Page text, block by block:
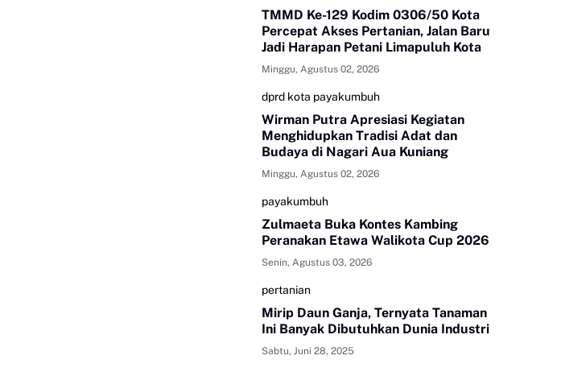
TMMD Ke-129 Kodim 0306/50 Kota
Percepat Akses Pertanian, Jalan Baru
Jadi Harapan Petani Limapuluh Kota
Minggu, Agustus 02, 2026
dprd kota payakumbuh
Wirman Putra Apresiasi Kegiatan
Menghidupkan Tradisi Adat dan
Budaya di Nagari Aua Kuniang
Minggu, Agustus 02, 2026
payakumbuh
Zulmaeta Buka Kontes Kambing
Peranakan Etawa Walikota Cup 2026
Senin, Agustus 03, 2026
pertanian
Mirip Daun Ganja, Ternyata Tanaman
Ini Banyak Dibutuhkan Dunia Industri
Sabtu, Juni 28, 2025